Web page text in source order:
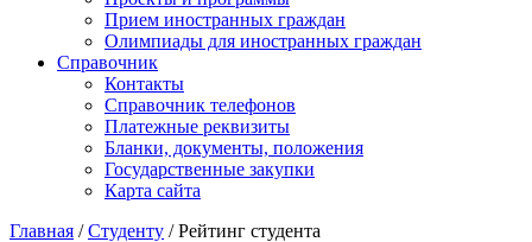
Прием иностранных граждан
Олимпиады для иностранных граждан
Справочник
Контакты
Справочник телефонов
Платежные реквизиты
Бланки, документы, положения
Государственные закупки
Карта сайта
Главная /Студенту / Рейтинг студента